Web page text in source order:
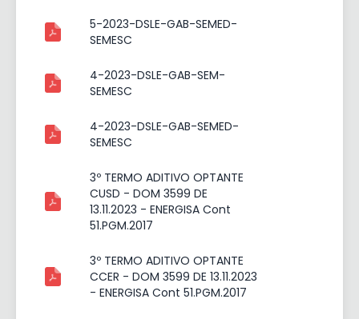
5-2023-DSLE-GAB-SEMED-
SEMESC
4-2023-DSLE-GAB-SEM-
SEMESC
4-2023-DSLE-GAB-SEMED-
SEMESC
3º TERMO ADITIVO OPTANTE
CUSD - DOM 3599 DE
13.11.2023 - ENERGISA Cont
51.PGM.2017
3º TERMO ADITIVO OPTANTE
CCER - DOM 3599 DE 13.11.2023
- ENERGISA Cont 51.PGM.2017